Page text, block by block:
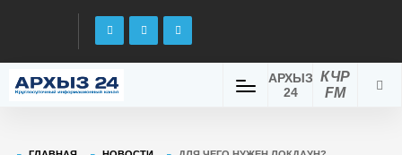
КЧР
FM
АРХЫЗ
24